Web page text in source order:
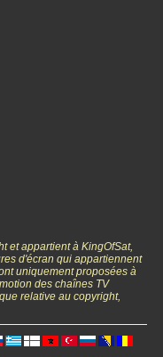
et appartient à KingOfSat,
d'écran qui appartiennent
uniquement proposées à
des chaînes TV
relative au copyright,